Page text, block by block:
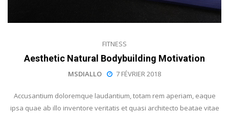
FITNESS
Aesthetic Natural Bodybuilding Motivation
MSDIALLO 7 FÉVRIER 2018
Accusantium doloremque laudantium, totam rem aperiam, eaque
ipsa quae ab illo inventore veritatis et quasi architecto beatae vitae